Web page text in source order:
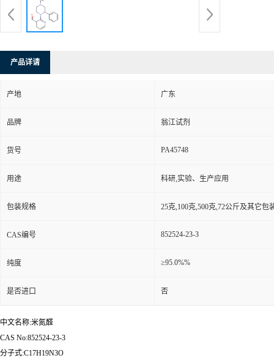
产品详请
产地 广东
品牌 翁江试剂
货号 PA45748
用途 科研,实验、生产应用
包装规格 25克,100克,500克,72公斤及其它包
CAS编号 852524-23-3
纯度 ≥95.0%%
是否进口 否
中文名称:米氮醛
CAS No:852524-23-3
分子式:C17H19N3O